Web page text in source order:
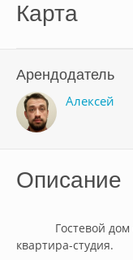
Карта
Арендодатель
Алексей
Описание
квартира-студия.